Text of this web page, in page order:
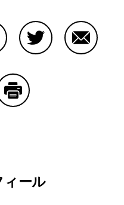
で共有する
ィール